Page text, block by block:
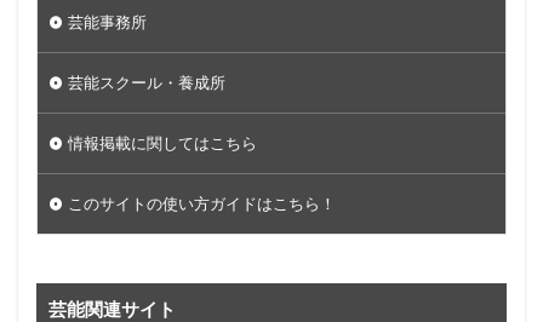
芸能事務所
芸能スクール・養成所
情報掲載に関してはこちら
このサイトの使い方ガイドはこちら！
芸能関連サイト